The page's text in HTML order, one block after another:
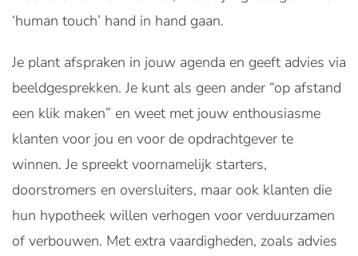
‘human touch’ hand in hand gaan.
Je plant afspraken in jouw agenda en geeft advies via
beeldgesprekken. Je kunt als geen ander “op afstand
een klik maken” en weet met jouw enthousiasme
klanten voor jou en voor de opdrachtgever te
winnen. Je spreekt voornamelijk starters,
doorstromers en oversluiters, maar ook klanten die
hun hypotheek willen verhogen voor verduurzamen
of verbouwen. Met extra vaardigheden, zoals advies